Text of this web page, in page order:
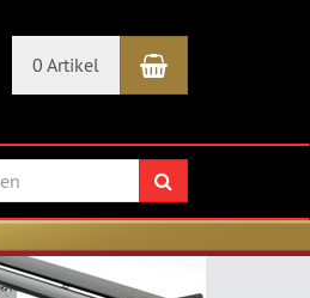
0 Artikel Warenkorb